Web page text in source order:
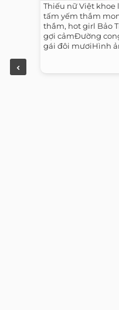
Thiếu nữ Việt
tấm yếm thắm
thắm, hot girl Bảo
gợi cảmĐường
gái đôi mươiHình